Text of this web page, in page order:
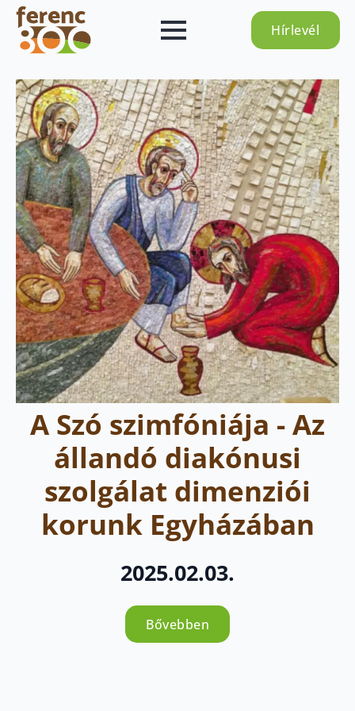
Hírlevél
A Szó szimfóniája - Az
állandó diakónusi
szolgálat dimenziói
korunk Egyházában
2025.02.03.
Bővebben